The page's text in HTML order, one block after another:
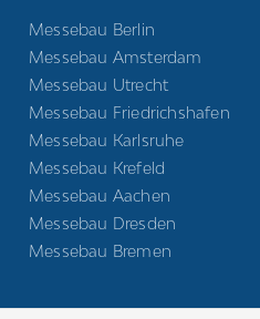
Messebau Berlin
Messebau Amsterdam
Messebau Utrecht
Messebau Friedrichshafen
Messebau Karlsruhe
Messebau Krefeld
Messebau Aachen
Messebau Dresden
Messebau Bremen